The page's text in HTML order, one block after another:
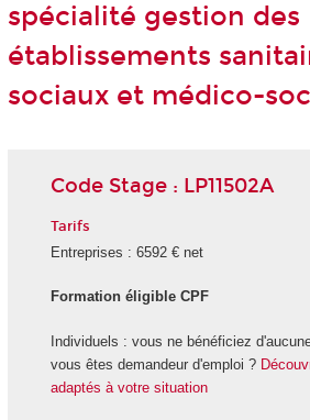
spécialité gestion des
établissements
sociaux et médico-
Code Stage : LP11502A
Tarifs
Entreprises : 6592 € net
Formation éligible CPF
Individuels : vous ne bénéficiez
vous êtes demandeur d'emploi ?
adaptés à votre situation